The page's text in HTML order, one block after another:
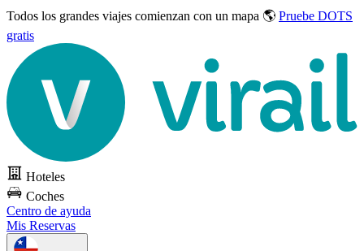
Todos los grandes viajes comienzan con un mapa 🌎 Pruebe DOTS
gratis
Hoteles
Coches
Centro de ayuda
Mis Reservas